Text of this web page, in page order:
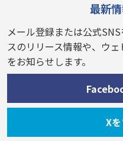
最新
メール登録または公式
スのリリース情報や、ウ
をお知らせします。
X